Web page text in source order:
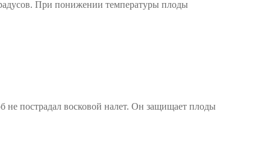
При понижении температуры плоды
не пострадал восковой налет. Он защищает плоды